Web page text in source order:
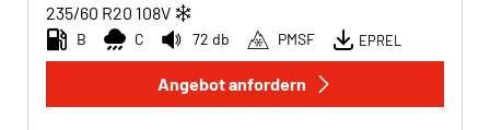
235/60 R20 108V
B C 72 db PMSF EPREL
Angebot anfordern